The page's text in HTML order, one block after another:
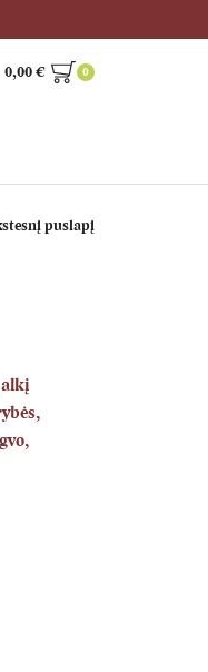
0,00€ 0
puslapį